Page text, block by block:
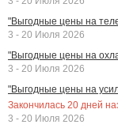
"Выгодные цены на
3 - 20 Июля 2026
"Выгодные цены на
3 - 20 Июля 2026
"Выгодные цены на
Закончилась 20 дней
3 - 20 Июля 2026